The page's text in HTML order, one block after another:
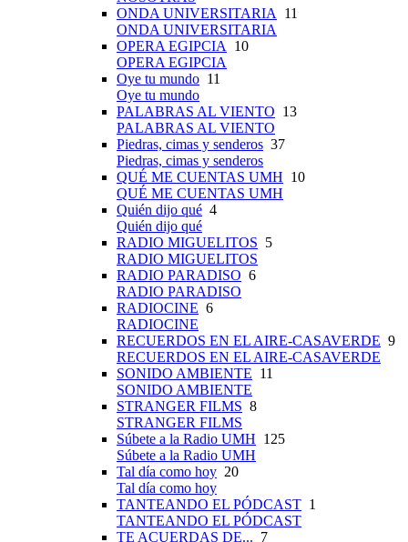
ONDA UNIVERSITARIA
11
ONDA UNIVERSITARIA
OPERA EGIPCIA
10
OPERA EGIPCIA
Oye tu mundo 11
Oye tu mundo
PALABRAS AL VIENTO 13
PALABRAS AL VIENTO
Piedras, cimas y senderos 37
Piedras, cimas y senderos
QUÉ ME CUENTAS UMH 10
QUÉ ME CUENTAS UMH
Quién dijo qué 4
Quién dijo qué
RADIO MIGUELITOS 5
RADIO MIGUELITOS
RADIO PARADISO 6
RADIO PARADISO
RADIOCINE 6
RADIOCINE
RECUERDOS EN EL AIRE-CASAVERDE 9
RECUERDOS EN EL AIRE-CASAVERDE
SONIDO AMBIENTE 11
SONIDO AMBIENTE
STRANGER FILMS 8
STRANGER FILMS
Súbete a la Radio UMH 125
Súbete a la Radio UMH
Tal día como hoy 20
Tal día como hoy
TANTEANDO EL PÓDCAST 1
TANTEANDO EL PÓDCAST
TE ACUERDAS DE... 7